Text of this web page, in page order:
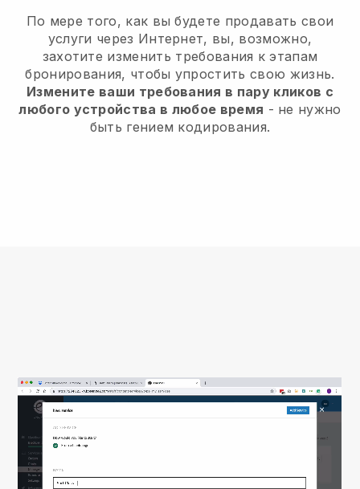
По мере того, как вы будете продавать свои
услуги через Интернет, вы, возможно,
захотите изменить требования к этапам
бронирования, чтобы упростить свою жизнь.
Измените ваши требования в пару кликов с
любого устройства в любое время - не нужно
быть гением кодирования.